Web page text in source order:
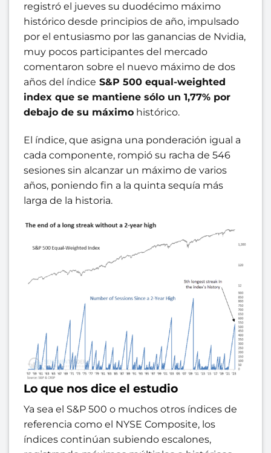
registró el jueves su duodécimo máximo
histórico desde principios de año, impulsado
por el entusiasmo por las ganancias de Nvidia,
muy pocos participantes del mercado
comentaron sobre el nuevo máximo de dos
años del índice S&P 500 equal-weighted
index que se mantiene sólo un 1,77% por
debajo de su máximo histórico.
El índice, que asigna una ponderación igual a
cada componente, rompió su racha de 546
sesiones sin alcanzar un máximo de varios
años, poniendo fin a la quinta sequía más
larga de la historia.
Lo que nos dice el estudio
Ya sea el S&P 500 o muchos otros índices de
referencia como el NYSE Composite, los
índices continúan subiendo escalones,